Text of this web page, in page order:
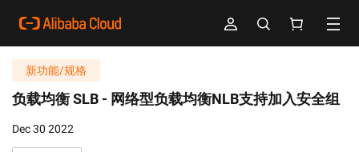
新功能/规格
负载均衡 SLB - 网络型负载均衡NLB支持加入安全组
Dec 30 2022